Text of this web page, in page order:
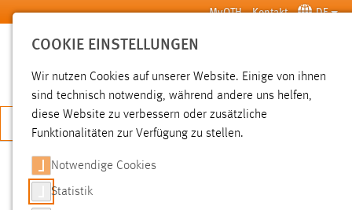
Zum Hauptinhalt springen MyOTH Kontakt DE
SUCHE
JETZT BEWERBEN
SUCHE
COOKIE EINSTELLUNGEN
Wir nutzen Cookies auf unserer Website. Einige von ihnen
sind technisch notwendig, während andere uns helfen,
diese Website zu verbessern oder zusätzliche
Funktionalitäten zur Verfügung zu stellen.
Notwendige Cookies
Statistik